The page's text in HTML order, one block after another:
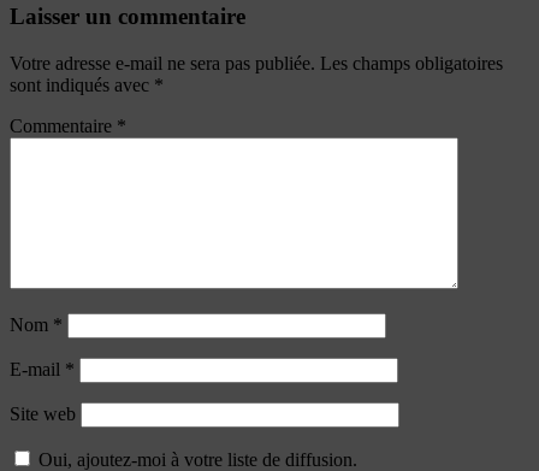
Laisser un commentaire
Votre adresse e-mail ne sera pas publiée. Les champs obligatoires
sont indiqués avec *
Commentaire *
Nom *
E-mail *
Site web
Oui, ajoutez-moi à votre liste de diffusion.